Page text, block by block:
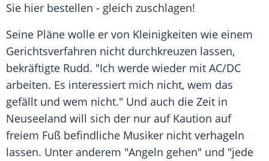
Sie hier bestellen - gleich zuschlagen!
Seine Pläne wolle er von Kleinigkeiten wie einem
Gerichtsverfahren nicht durchkreuzen lassen,
bekräftigte Rudd. "Ich werde wieder mit AC/DC
arbeiten. Es interessiert mich nicht, wem das
gefällt und wem nicht." Und auch die Zeit in
Neuseeland will sich der nur auf Kaution auf
freiem Fuß befindliche Musiker nicht verhageln
lassen. Unter anderem "Angeln gehen" und "jede